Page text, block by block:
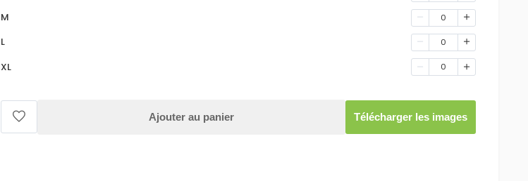
M 0
L 0
XL 0
Ajouter au panier Télécharger les images